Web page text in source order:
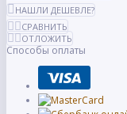
НАШЛИ ДЕШЕВЛЕ?
СРАВНИТЬ
ОТЛОЖИТЬ
Способы оплаты